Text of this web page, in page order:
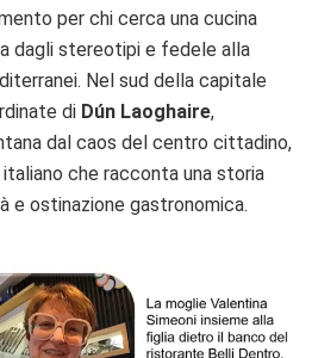
per chi cerca una cucina
dagli stereotipi e fedele alla
Nel sud della capitale
di Dún Laoghaire,
dal caos del centro cittadino,
che racconta una storia
e ostinazione gastronomica.